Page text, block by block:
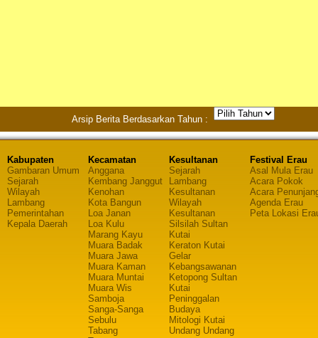
Arsip Berita Berdasarkan Tahun :
Kabupaten
Gambaran Umum
Sejarah
Wilayah
Lambang
Pemerintahan
Kepala Daerah
Kecamatan
Anggana
Kembang Janggut
Kenohan
Kota Bangun
Loa Janan
Loa Kulu
Marang Kayu
Muara Badak
Muara Jawa
Muara Kaman
Muara Muntai
Muara Wis
Samboja
Sanga-Sanga
Sebulu
Tabang
Kesultanan
Sejarah
Lambang
Kesultanan
Wilayah
Kesultanan
Silsilah Sultan
Kutai
Keraton Kutai
Gelar
Kebangsawanan
Ketopong Sultan
Kutai
Peninggalan
Budaya
Mitologi Kutai
Undang Undang
Festival Erau
Asal Mula Erau
Acara Pokok
Acara
Agenda Erau
Peta Lokasi